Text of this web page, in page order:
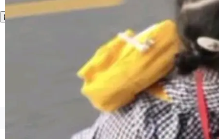
成本降低 30%，精度不变。 FP8 省的不仅是显
存 KV cache 是推理时最吃显...
先理解你的语境和意图，再把准确的文字直接给
到你。从“逐字转写、单点优化”演进为“理解语
境、兼容场景、一键直出”。 Hy ASR 3.0 previe
w 不要求标准普通话，方言识别覆盖粤语、吴语
等 10 大方言片区和 20 余个二级小片区。在开
源评测集中，Hy ASR 3.0 preview 在多语种的
©OSCHINA(OSChina.NET) 京ICP备2025119063号